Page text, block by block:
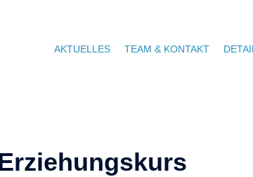
AKTUELLES TEAM & KONTAKT